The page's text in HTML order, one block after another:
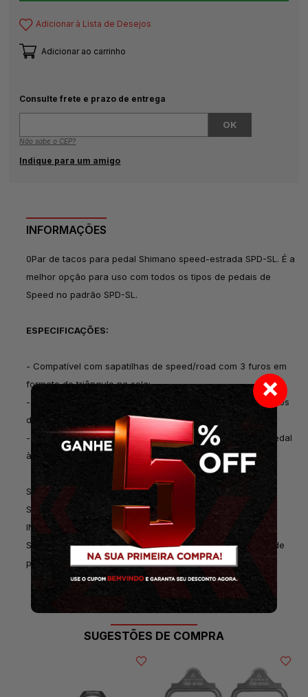
Adicionar à Lista de Desejos
Adicionar ao carrinho
Consulte frete e prazo de entrega
Não sabe o CEP?
Indique para um amigo
INFORMAÇÕES
0Par de tacos para pedal Shimano speed-estrada SPD-SL. É a
melhor opção para uso com todos os tipos de pedais de
Speed no padrão SPD-SL.
ESPECIFICAÇÕES:
- Compatível com sapatilhas de speed/road com 3 furos em
formato de triângulo na sola;
- Float ("folga") de 6º lateral, ideal para iniciantes e usuários
de perfil recreativo/esportivo.
- Inclui par de tacos, parafusos e placas de fixação do pedal
à sapatilha.
SH-11- AMARELO ( 6° Float, ideal para ciclistas Iniciantes)
SH-12- AZUL ( Float de 2º lateral, ideal para ciclistas
INTERMEDIÁRIOS)
SH-10- VERMELHO ( Float de 0º FIXO, ideal para usuários de
perfil avançado)
SUGESTÕES DE COMPRA
×